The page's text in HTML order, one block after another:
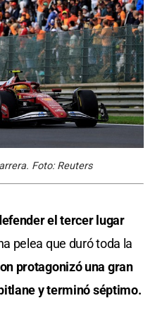
Foto: Reuters
el tercer lugar
pelea que duró toda la
protagonizó una gran
y terminó séptimo.